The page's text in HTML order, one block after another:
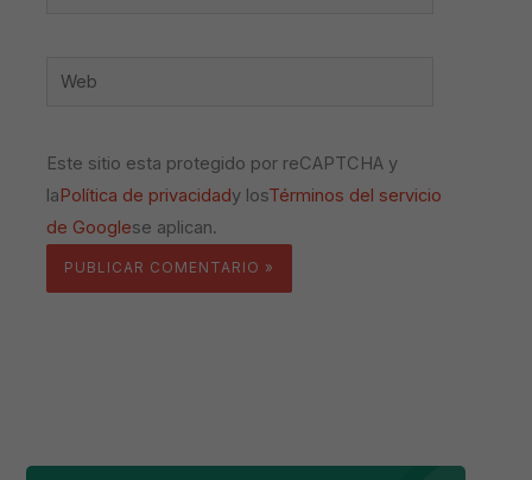
Web
Este sitio esta protegido por reCAPTCHA y
la Política de privacidady losTérminos del servicio
de Googlese aplican.